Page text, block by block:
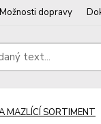
Možnosti dopravy
MAZLÍCÍ SORTIMENT